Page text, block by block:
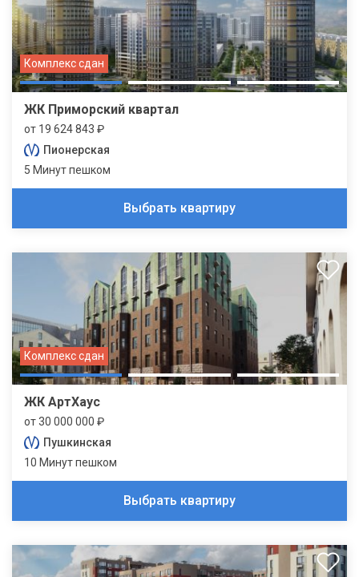
Комплекс сдан
ЖК Приморский квартал
от 19 624 843 ₽
Пионерская
5 Минут пешком
Выбрать квартиру
Комплекс сдан
ЖК АртХаус
от 30 000 000 ₽
Пушкинская
10 Минут пешком
Выбрать квартиру